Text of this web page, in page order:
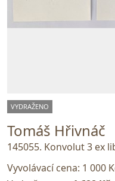
VYDRAŽENO
Tomáš Hřivnáč
145055. Konvolut 3 ex
Vyvolávací cena: 1 000